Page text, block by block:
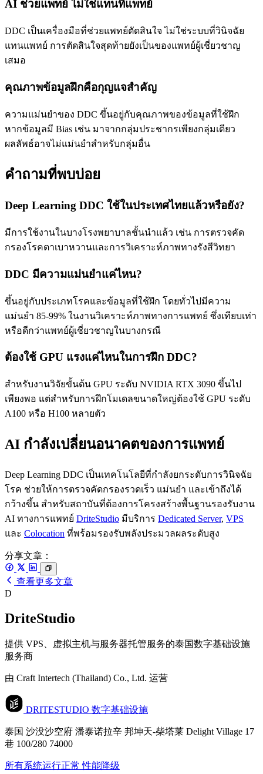
AI ช่วยแพทย์ ไม่ใช่แทนที่แพทย์
DDC เป็นเครื่องมือที่ช่วยแพทย์ตัดสินใจ ไม่ใช่ระบบที่วินิจฉัย
แทนแพทย์ การตัดสินใจสุดท้ายยังเป็นของแพทย์ผู้เชี่ยวชาญ
เสมอ
คุณภาพข้อมูลฝึกคือกุญแจสำคัญ
ความแม่นยำของ DDC ขึ้นอยู่กับคุณภาพของข้อมูลที่ใช้ฝึก
หากข้อมูลมี Bias เช่น มาจากกลุ่มประชากรเพียงกลุ่มเดียว
ผลลัพธ์อาจไม่แม่นยำสำหรับกลุ่มอื่น
คำถามที่พบบ่อย
Deep Learning DDC ใช้ในประเทศไทยแล้วหรือยัง?
มีการใช้งานในบางโรงพยาบาลชั้นนำแล้ว เช่น การตรวจคัด
กรองโรคตาเบาหวานและการวิเคราะห์ภาพทางรังสีวิทยา
DDC มีความแม่นยำแค่ไหน?
ขึ้นอยู่กับประเภทโรคและข้อมูลที่ใช้ฝึก โดยทั่วไปมีความ
แม่นยำ 85-99% ในงานวิเคราะห์ภาพทางการแพทย์ ซึ่งเทียบเท่า
หรือดีกว่าแพทย์ผู้เชี่ยวชาญในบางกรณี
ต้องใช้ GPU แรงแค่ไหนในการฝึก DDC?
สำหรับงานวิจัยขั้นต้น GPU ระดับ NVIDIA RTX 3090 ขึ้นไป
เพียงพอ แต่สำหรับการฝึกโมเดลขนาดใหญ่ต้องใช้ GPU ระดับ
A100 หรือ H100 หลายตัว
AI กำลังเปลี่ยนอนาคตของการแพทย์
Deep Learning DDC เป็นเทคโนโลยีที่กำลังยกระดับการวินิจฉัย
โรค ช่วยให้การตรวจคัดกรองรวดเร็ว แม่นยำ และเข้าถึงได้
กว้างขึ้น สำหรับสถาบันที่ต้องการโครงสร้างพื้นฐานรองรับงาน
AI ทางการแพทย์ DriteStudio มีบริการ Dedicated Server, VPS
และ Colocation ที่พร้อมรองรับพลังประมวลผลระดับสูง
分享文章：
查看更多文章
D
DriteStudio
提供 VPS、虚拟主机与服务器托管服务的泰国数字基础设施
服务商
由 Craft Intertech (Thailand) Co., Ltd. 运营
DRITESTUDIO 数字基础设施
泰国 沙没沙空府 潘泰诺拉辛 邦坤天-柴塔莱 Delight Village 17
巷 100/280 74000
所有系统运行正常 性能降级